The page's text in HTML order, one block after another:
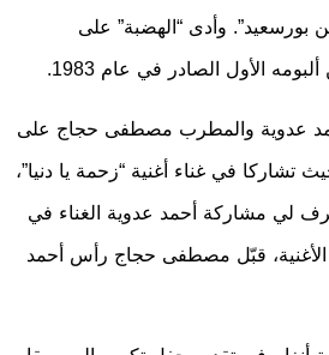
وأدى “الهضبة” على
الأول الصادر في عام 1983.
عدوية والمطرب مصطفى حجاج على
تشاركا في غناء أغنية “زحمة يا دنيا”،
لي مشاركة أحمد عدوية الغناء في
الأغنية، قبّل مصطفى حجاج رأس أحمد